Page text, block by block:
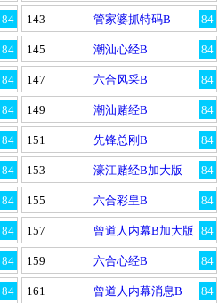
84 84
143 管家婆抓特码B
84 84
145 潮汕心经B
84 84
147 六合风采B
84 84
149 潮汕赌经B
84 84
151 先锋总刚B
84 84
153 濠江赌经B加大版
84 84
155 六合彩皇B
84 84
157 曾道人内幕B加大版
84 84
159 六合心经B
84 84
161 曾道人内幕消息B